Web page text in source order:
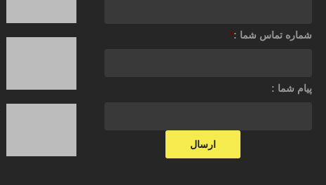
شماره تماس شما :*
پیام شما :